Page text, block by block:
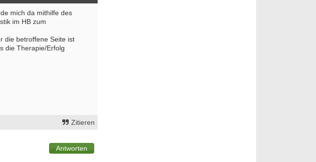
mich da mithilfe des
im HB zum
die betroffene Seite ist
die Therapie/Erfolg
Zitieren